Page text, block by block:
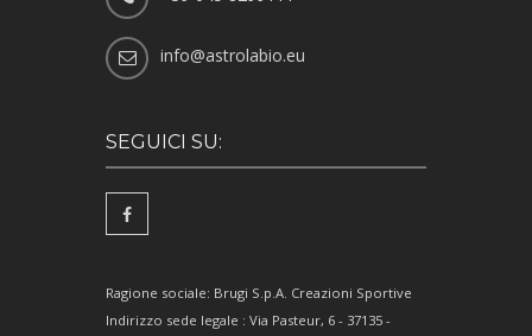
info@astrolabio.eu
SEGUICI SU:
Ragione sociale: Brugi S.p.A. Creazioni Sportive
Indirizzo sede legale : Via Pasteur, 6 - 37135 -